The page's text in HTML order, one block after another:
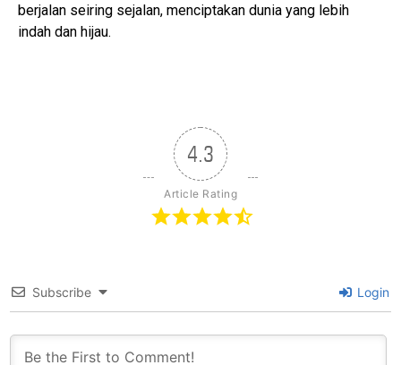
berjalan seiring sejalan, menciptakan dunia yang lebih
indah dan hijau.
4.3
Article Rating
Subscribe Login